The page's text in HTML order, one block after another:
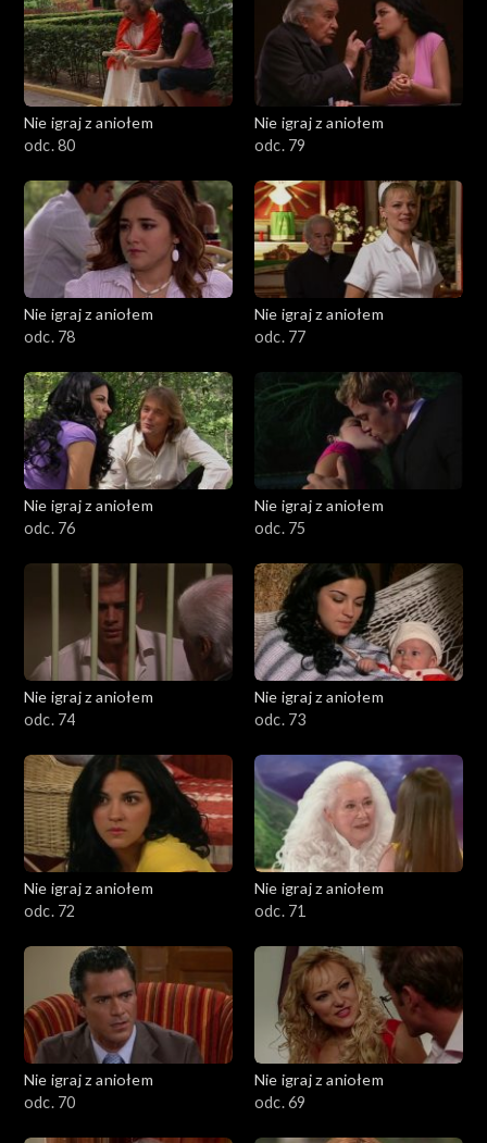
Nie igraj z aniołem
odc. 80
Nie igraj z aniołem
odc. 79
Nie igraj z aniołem
odc. 78
Nie igraj z aniołem
odc. 77
Nie igraj z aniołem
odc. 76
Nie igraj z aniołem
odc. 75
Nie igraj z aniołem
odc. 74
Nie igraj z aniołem
odc. 73
Nie igraj z aniołem
odc. 72
Nie igraj z aniołem
odc. 71
Nie igraj z aniołem
odc. 70
Nie igraj z aniołem
odc. 69